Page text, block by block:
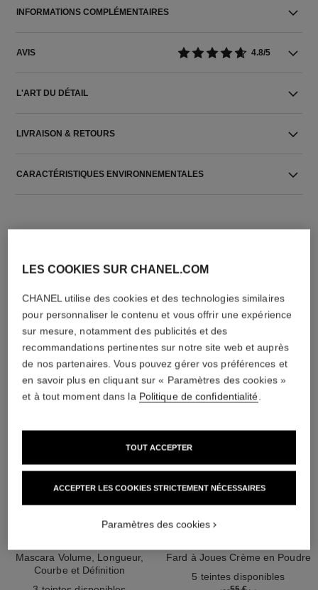
INFORMATIONS COMPLÉMENTAIRES
AVIS 4.8/5
L'ART DU DÉTAIL
LIVRAISON & RETOURS
CARACTÉRISTIQUES ENVIRONNEMENTALES
L'ACCORD PARFAIT
Mascara Volume, Longueur,
Courbe et Définition
Fard à Joues Crème en Poudre
5 teintes disponibles
LES COOKIES SUR CHANEL.COM
CHANEL utilise des cookies et des technologies similaires
pour personnaliser le contenu et vous offrir une expérience
sur mesure, notamment des publicités et des
recommandations pertinentes sur notre site web et auprès
de nos partenaires. Vous pouvez gérer vos préférences et
en savoir plus en cliquant sur « Paramètres des cookies »
et à tout moment dans la Politique de confidentialité
ACCEPTER LES COOKIES STRICTEMENT NÉCESSAIRES
TOUT ACCEPTER
Paramètres des cookies